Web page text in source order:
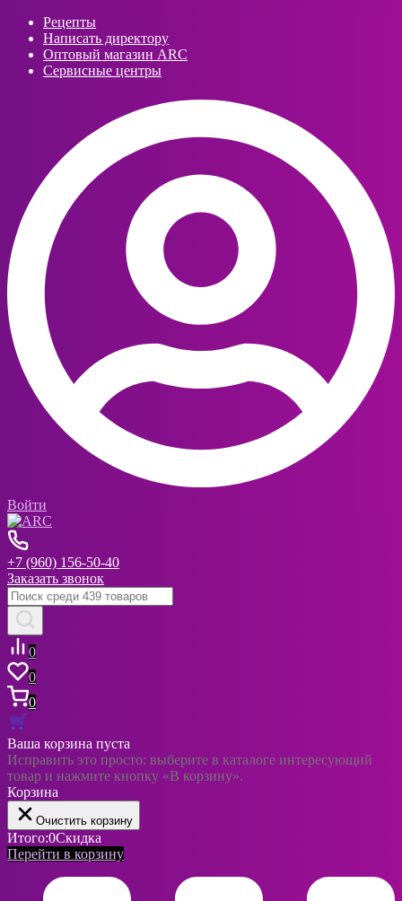
Рецепты
Написать директору
Оптовый магазин ARC
Сервисные центры
Войти
+7 (960) 156-50-40
Заказать звонок
0
0
0
Ваша корзина пуста
Исправить это просто: выберите в каталоге интересующий
товар и нажмите кнопку «В корзину».
Корзина
Очистить корзину
Итого:0Скидка
Перейти в корзину